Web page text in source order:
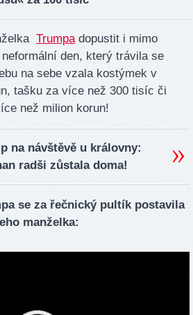
Trumpadopustit i mimo
den, který trávila se
na sebe vzala kostýmek v
tašku za více než 300 tisíc či
než milion korun!
na návštěvě u královny:
radši zůstala doma!
se za řečnický pultík postavila
manželka: